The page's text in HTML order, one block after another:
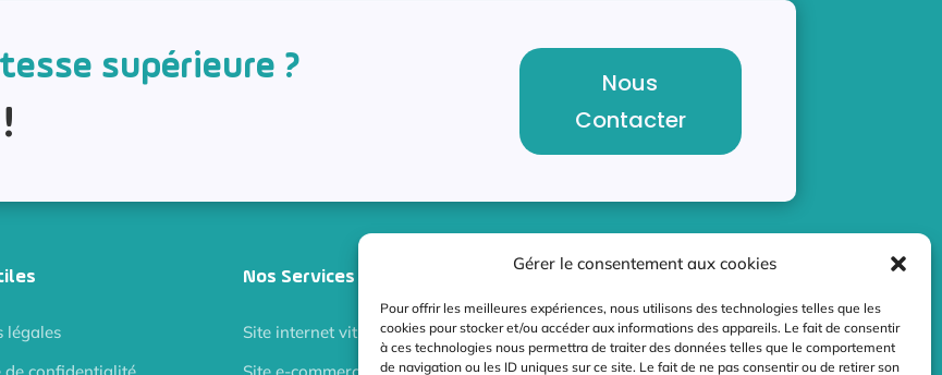
Gérer le consentement aux cookies
Pour offrir les meilleures expériences, nous utilisons des technologies telles que les
cookies pour stocker et/ou accéder aux informations des appareils. Le fait de consentir
à ces technologies nous permettra de traiter des données telles que le comportement
de navigation ou les ID uniques sur ce site. Le fait de ne pas consentir ou de retirer son
supérieure ?
Nous
Contacter
légales
Nos Services
Site internet vitrine
Contact
contact@radiusdesign.fr